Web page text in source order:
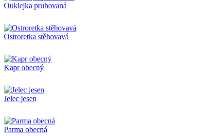
Ouklejka pruhovaná
Ostroretka stěhovavá
Kapr obecný
Jelec jesen
Parma obecná